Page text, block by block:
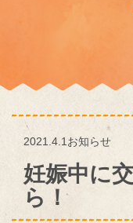
2021.4.1 お知らせ
妊娠中に
ら！